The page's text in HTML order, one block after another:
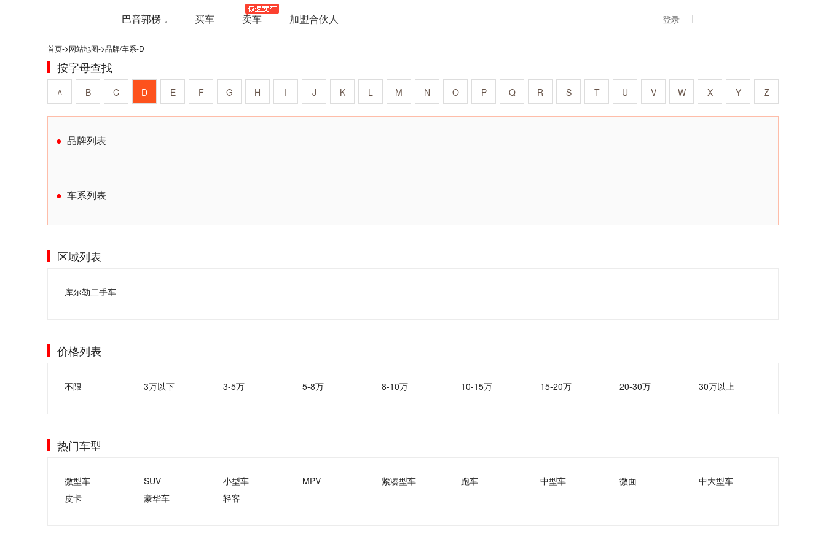
巴音郭楞 买车 卖车 加盟合伙人 登录
首页->网站地图->品牌/车系-D
按字母查找
A B C D E F G H I J K L M N O P Q R S T U V W X Y Z
品牌列表
车系列表
区域列表
库尔勒二手车
价格列表
不限 3万以下 3-5万 5-8万 8-10万 10-15万 15-20万 20-30万 30万以上
热门车型
微型车 SUV 小型车 MPV 紧凑型车 跑车 中型车 微面
中大型车
皮卡
豪华车 轻客